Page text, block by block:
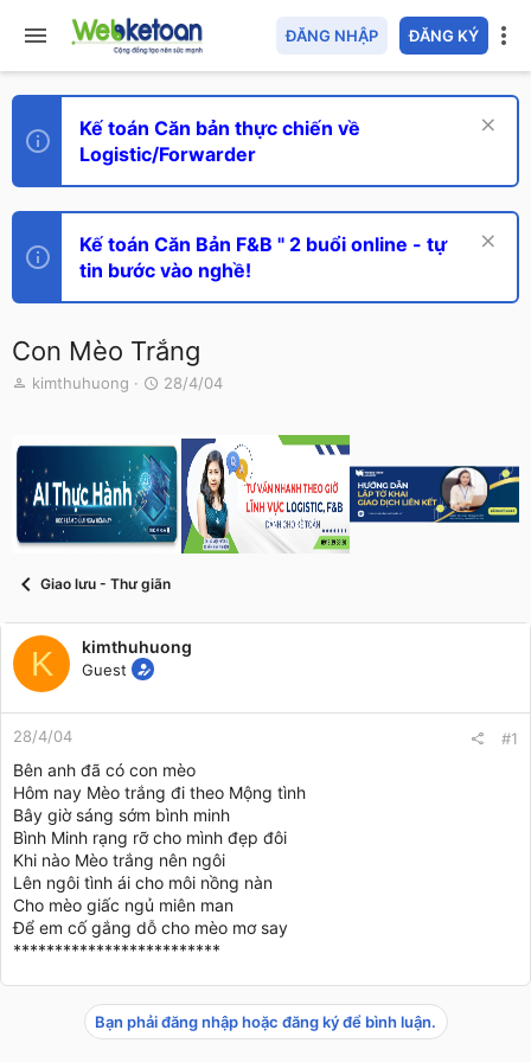
ĐĂNG NHẬP ĐĂNG KÝ
Kế toán Căn bản thực chiến về
Logistic/Forwarder
Kế toán Căn Bản F&B " 2 buổi online - tự
tin bước vào nghề!
Con Mèo Trắng
T
e
a
d
s
a
r
kimthuhuong
N
y
g
ử
i
28/4/04
Giao lưu - Thư giãn
K kimthuhuong
Guest
28/4/04 #1
Bên anh đã có con mèo
Hôm nay Mèo trắng đi theo Mộng tình
Bây giờ sáng sớm bình minh
Bình Minh rạng rỡ cho mình đẹp đôi
Khi nào Mèo trắng nên ngôi
Lên ngôi tình ái cho môi nồng nàn
Cho mèo giấc ngủ miên man
Để em cố gắng dỗ cho mèo mơ say
*************************
Bạn phải đăng nhập hoặc đăng ký để bình luận.